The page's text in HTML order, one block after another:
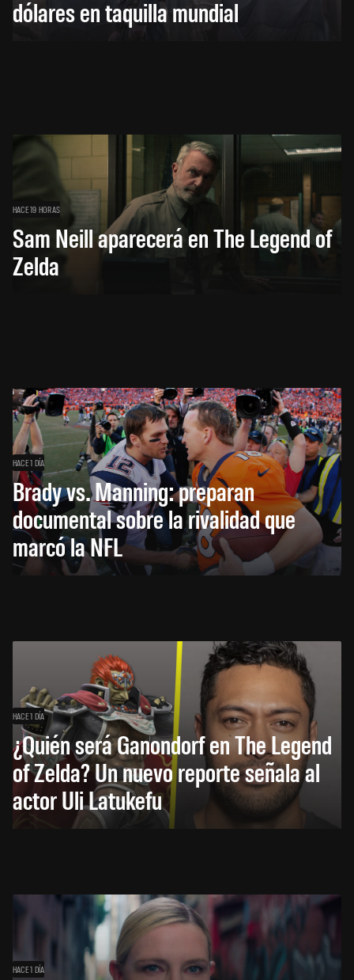
dólares en taquilla mundial
HACE 19 HORAS
Sam Neill aparecerá en The Legend of
Zelda
HACE 1 DÍA
Brady vs. Manning: preparan
documental sobre la rivalidad que
marcó la NFL
HACE 1 DÍA
¿Quién será Ganondorf en The Legend
of Zelda? Un nuevo reporte señala al
actor Uli Latukefu
HACE 1 DÍA